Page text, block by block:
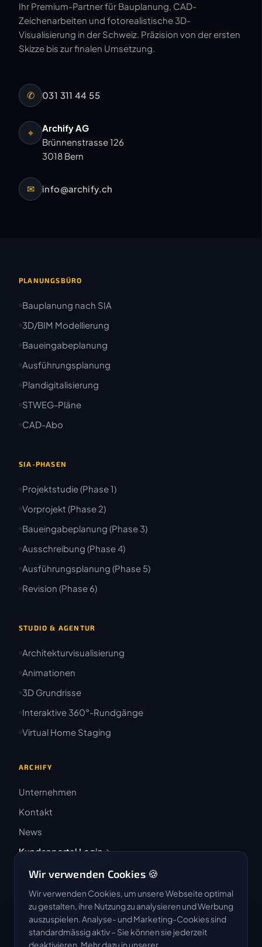
Ihr Premium-Partner für Bauplanung, CAD-
Zeichenarbeiten und fotorealistische 3D-
Visualisierung in der Schweiz. Präzision von der ersten
Skizze bis zur finalen Umsetzung.
✆ 031 311 44 55
⌖
Archify AG
Brünnenstrasse 126
3018 Bern
✉ info@archify.ch
PLANUNGSBÜRO
Bauplanung nach SIA
3D/BIM Modellierung
Baueingabeplanung
Ausführungsplanung
Plandigitalisierung
STWEG-Pläne
CAD-Abo
SIA-PHASEN
Projektstudie (Phase 1)
Vorprojekt (Phase 2)
Baueingabeplanung (Phase 3)
Ausschreibung (Phase 4)
Ausführungsplanung (Phase 5)
Revision (Phase 6)
STUDIO & AGENTUR
Architekturvisualisierung
Animationen
3D Grundrisse
Interaktive 360°-Rundgänge
Virtual Home Staging
ARCHIFY
Unternehmen
Kontakt
News
Kundenportal Login
4.9 / 5
★★★★★
Wir verwenden Cookies 🍪
Wir verwenden Cookies, um unsere Webseite optimal
zu gestalten, ihre Nutzung zu analysieren und Werbung
auszuspielen. Analyse- und Marketing-Cookies sind
standardmässig aktiv – Sie können sie jederzeit
deaktivieren. Mehr dazu in unserer